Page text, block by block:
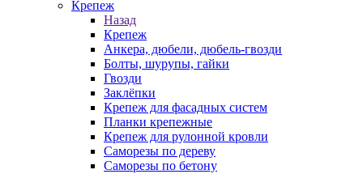
Крепеж
Назад
Крепеж
Анкера, дюбели, дюбель-гвозди
Болты, шурупы, гайки
Гвозди
Заклёпки
Крепеж для фасадных систем
Планки крепежные
Крепеж для рулонной кровли
Саморезы по дереву
Саморезы по бетону